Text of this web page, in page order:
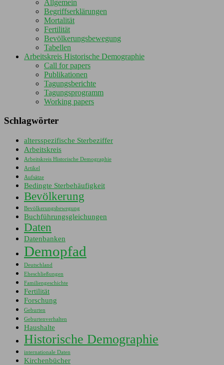
Allgemein
Begriffserklärungen
Mortalität
Fertilität
Bevölkerungsbewegung
Tabellen
Arbeitskreis Historische Demographie
Call for papers
Publikationen
Tagungsberichte
Tagungsprogramm
Working papers
Schlagwörter
altersspezifische Sterbeziffer
Arbeitskreis
Arbeitskreis Historische Demographie
Artikel
Aufsätze
Bedingte Sterbehäufigkeit
Bevölkerung
Bevölkerungsbewegung
Buchführungsgleichungen
Daten
Datenbanken
Demopfad
Deutschland
Eheschließungen
Familiengeschichte
Fertilität
Forschung
Geburten
Geburtenverhalten
Haushalte
Historische Demographie
internationale Daten
Kirchenbücher